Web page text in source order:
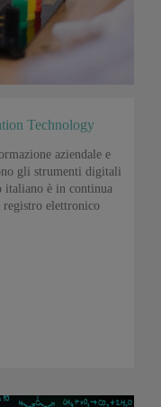
Technology
aziendale e
gli strumenti digitali
italiano è in continua
elettronico